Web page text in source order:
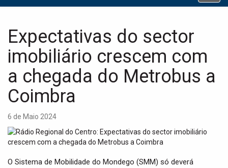
o
v
Expectativas do sector
imobiliário crescem com
a chegada do Metrobus a
Coimbra
6 de Maio 2024
O Sistema de Mobilidade do Mondego (SMM) só deverá